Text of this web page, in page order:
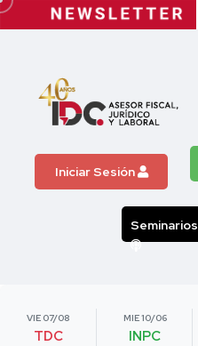
Iniciar Sesión
Seminarios
VIE 07/08
TDC
MIE 10/06
INPC